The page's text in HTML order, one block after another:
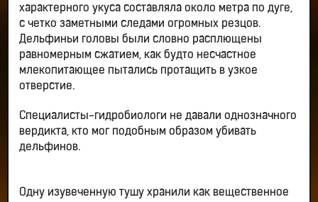
характерного укуса составляла около метра по дуге,
с четко заметными следами огромных резцов.
Дельфиньи головы были словно расплющены
равномерным сжатием, как будто несчастное
млекопитающее пытались протащить в узкое
отверстие.
Специалисты-гидробиологи не давали однозначного
вердикта, кто мог подобным образом убивать
дельфинов.
Одну изувеченную тушу хранили как вещественное